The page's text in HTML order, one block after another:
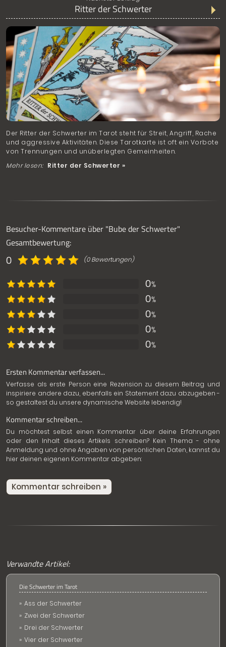
Ritter der Schwerter
Der Ritter der Schwerter im Tarot steht für Streit, Angriff, Rache
und aggressive Aktivitäten. Diese Tarotkarte ist oft ein Vorbote
von Trennungen und unüberlegten Gemeinheiten.
Mehr lesen: Ritter der Schwerter »
Besucher-Kommentare über "Bube der Schwerter"
Gesamtbewertung:
0 (0 Bewertungen)
0%
0%
0%
0%
0%
Ersten Kommentar verfassen...
Verfasse als erste Person eine Rezension zu diesem Beitrag und
inspiriere andere dazu, ebenfalls ein Statement dazu abzugeben -
so gestaltest du unsere dynamische Website lebendig!
Kommentar schreiben...
Du möchtest selbst einen Kommentar über deine Erfahrungen
oder den Inhalt dieses Artikels schreiben? Kein Thema - ohne
Anmeldung und ohne Angaben von persönlichen Daten, kannst du
hier deinen eigenen Kommentar abgeben:
Kommentar schreiben »
Verwandte Artikel:
Die Schwerter im Tarot
Ass der Schwerter
Zwei der Schwerter
Drei der Schwerter
Vier der Schwerter